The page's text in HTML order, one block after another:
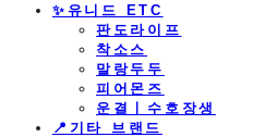
​✨유니드 ETC
판도라이프
착소스
말랑두두
피어몬즈
운결ㅣ수호장생
📍기타 브랜드